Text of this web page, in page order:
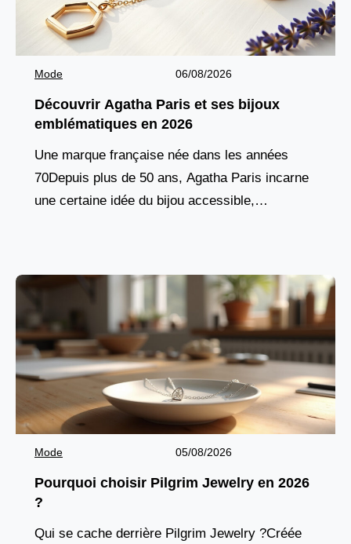
Mode 06/08/2026
Découvrir Agatha Paris et ses bijoux
emblématiques en 2026
Une marque française née dans les années
70Depuis plus de 50 ans, Agatha Paris incarne
une certaine idée du bijou accessible,
Mode 05/08/2026
Pourquoi choisir Pilgrim Jewelry en 2026
?
Qui se cache derrière Pilgrim Jewelry ?Créée